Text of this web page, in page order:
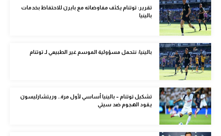
ركن الألعاب
أقسام خاصة
Gamers
ميركاتو
تحقيق في الجول
تقرير في الجول
تقرير: توتنام يكثف مفاوضاته مع بايرن للاحتفاظ بخدمات
بالينيا
بالينيا: نتحمل مسؤولية الموسم غير الطبيعي لـ توتنام
تشكيل توتنام – بالينيا أساسي لأول مرة.. وريتشارليسون
يقود الهجوم ضد سيتي